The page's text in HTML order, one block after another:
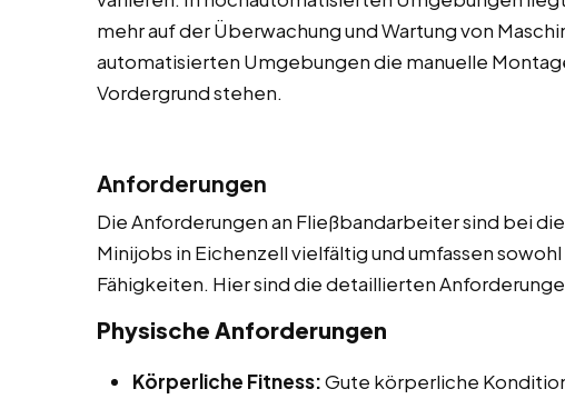
mehr auf der Überwachung und Wartung von
automatisierten Umgebungen die manuelle
Vordergrund stehen.
Anforderungen
Die Anforderungen an Fließbandarbeiter sind bei
Minijobs in Eichenzell vielfältig und umfassen
Fähigkeiten. Hier sind die detaillierten
Physische Anforderungen
Körperliche Fitness:Gute körperliche